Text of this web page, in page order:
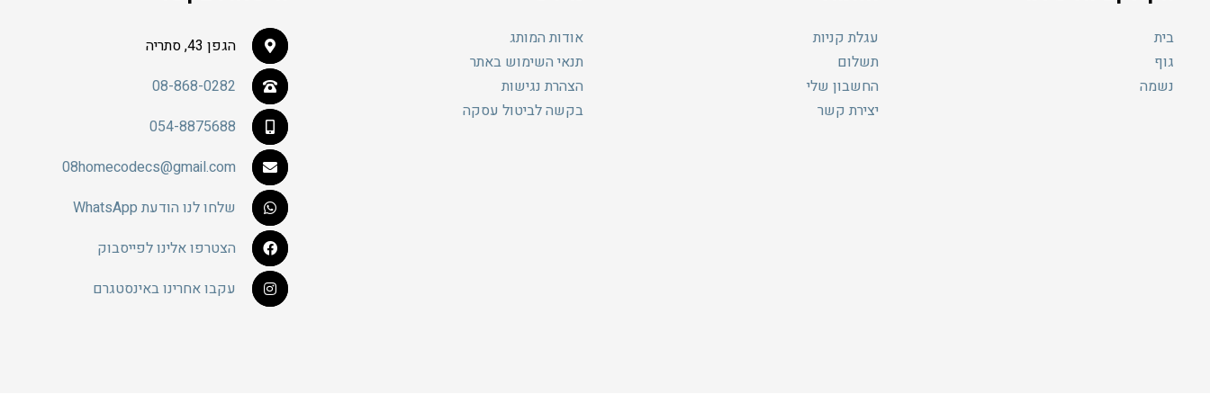
בית
גוף
נשמה
עגלת קניות
תשלום
החשבון שלי
יצירת קשר
אודות המותג
תנאי השימוש באתר
הצהרת נגישות
בקשה לביטול עסקה
הגפן 43, סתריה
08-868-0282
054-8875688
08homecodecs@gmail.com
שלחו לנו הודעת WhatsApp
הצטרפו אלינו לפייסבוק
עקבו אחרינו באינסטגרם